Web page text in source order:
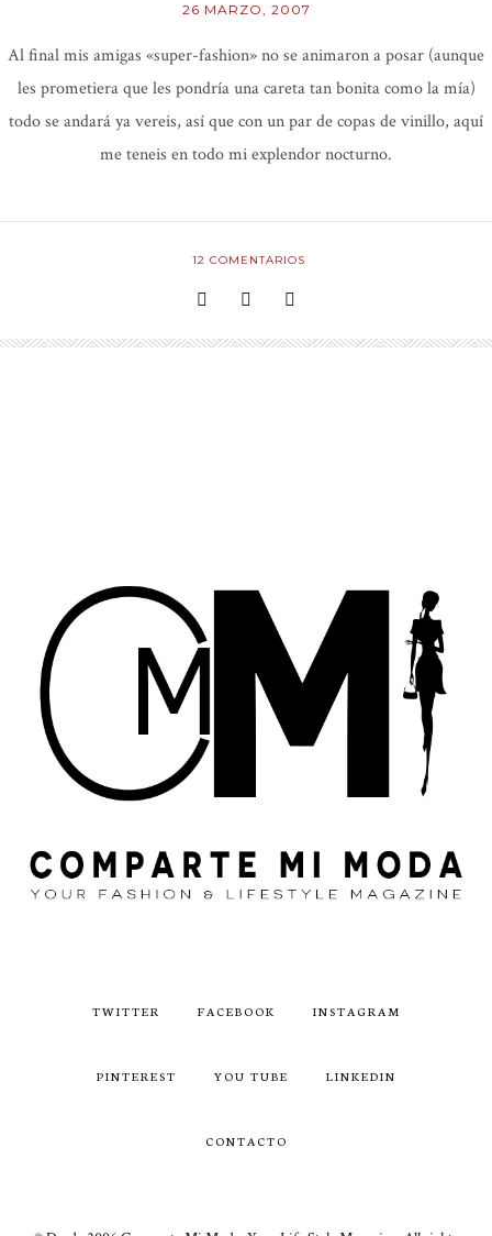
26 MARZO, 2007
Al final mis amigas «super-fashion» no se animaron a posar (aunque
les prometiera que les pondría una careta tan bonita como la mía)
todo se andará ya vereis, así que con un par de copas de vinillo, aquí
me teneis en todo mi explendor nocturno.
12 COMENTARIOS
TWITTER FACEBOOK INSTAGRAM
PINTEREST YOU TUBE LINKEDIN
CONTACTO